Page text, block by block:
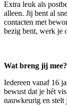
Extra leuk als
alleen. Jij bent al
contacten met
bezig bent, werk je
Wat breng jij mee?
Iedereen vanaf 16
bewust dat je hét
nauwkeurig en stelt